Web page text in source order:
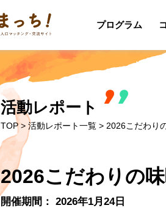
プログラム
活動レポート
TOP> 活動レポート一覧 > 2026こだわり
2026こだわりの
開催期間： 2026年1月24日